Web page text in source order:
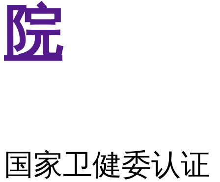
院
国家卫健委认证